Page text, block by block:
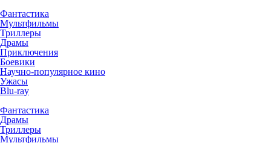
Фантастика
Мультфильмы
Триллеры
Драмы
Приключения
Боевики
Научно-популярное кино
Ужасы
Blu-ray
Фантастика
Драмы
Триллеры
Мультфильмы